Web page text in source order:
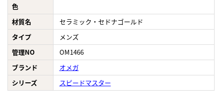
色
材質名
セラミック・セドナゴールド
タイプ
メンズ
管理NO
OM1466
ブランド
オメガ
シリーズ
スピードマスター